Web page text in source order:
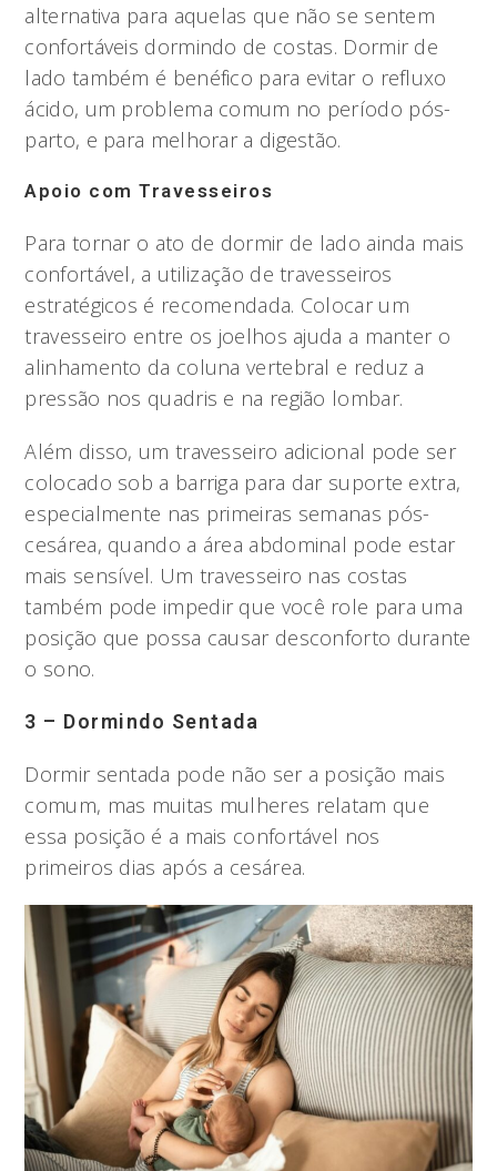
alternativa para aquelas que não se sentem
confortáveis dormindo de costas. Dormir de
lado também é benéfico para evitar o refluxo
ácido, um problema comum no período pós-
parto, e para melhorar a digestão.
Apoio com Travesseiros
Para tornar o ato de dormir de lado ainda mais
confortável, a utilização de travesseiros
estratégicos é recomendada. Colocar um
travesseiro entre os joelhos ajuda a manter o
alinhamento da coluna vertebral e reduz a
pressão nos quadris e na região lombar.
Além disso, um travesseiro adicional pode ser
colocado sob a barriga para dar suporte extra,
especialmente nas primeiras semanas pós-
cesárea, quando a área abdominal pode estar
mais sensível. Um travesseiro nas costas
também pode impedir que você role para uma
posição que possa causar desconforto durante
o sono.
3 – Dormindo Sentada
Dormir sentada pode não ser a posição mais
comum, mas muitas mulheres relatam que
essa posição é a mais confortável nos
primeiros dias após a cesárea.